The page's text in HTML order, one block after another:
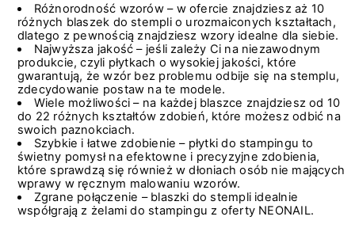
Różnorodność wzorów – w ofercie znajdziesz aż 10
różnych blaszek do stempli o urozmaiconych kształtach,
dlatego z pewnością znajdziesz wzory idealne dla siebie.
Najwyższa jakość – jeśli zależy Ci na niezawodnym
produkcie, czyli płytkach o wysokiej jakości, które
gwarantują, że wzór bez problemu odbije się na stemplu,
zdecydowanie postaw na te modele.
Wiele możliwości – na każdej blaszce znajdziesz od 10
do 22 różnych kształtów zdobień, które możesz odbić na
swoich paznokciach.
Szybkie i łatwe zdobienie – płytki do stampingu to
świetny pomysł na efektowne i precyzyjne zdobienia,
które sprawdzą się również w dłoniach osób nie mających
wprawy w ręcznym malowaniu wzorów.
Zgrane połączenie – blaszki do stempli idealnie
współgrają z żelami do stampingu z oferty NEONAIL.